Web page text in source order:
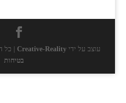
עוצב על ידיCreative-Reality | כל
בטיחות